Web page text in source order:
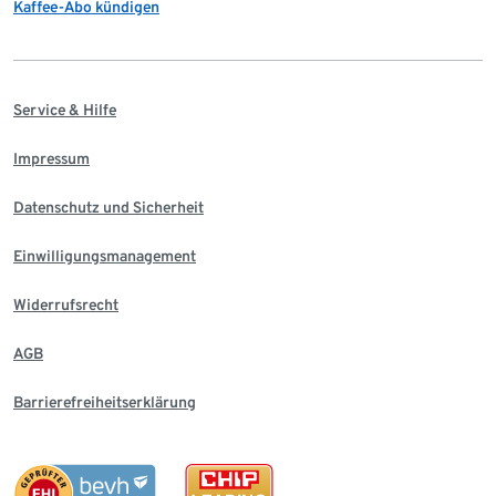
Kaffee-Abo kündigen
Service & Hilfe
Impressum
Datenschutz und Sicherheit
Einwilligungsmanagement
Widerrufsrecht
AGB
Barrierefreiheitserklärung